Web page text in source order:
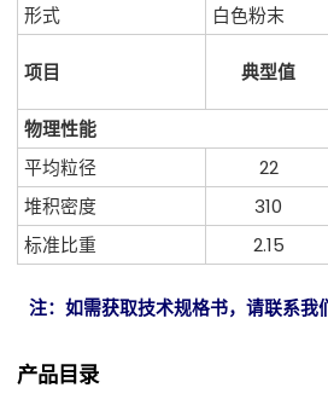
形式
白色粉末
项目 典型值
物理性能
平均粒径
22
堆积密度
310
标准比重
2.15
注：如需获取技术规格书，请联系我
产品目录